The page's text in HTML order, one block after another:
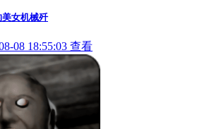
女机械歼
08 18:55:03 查看